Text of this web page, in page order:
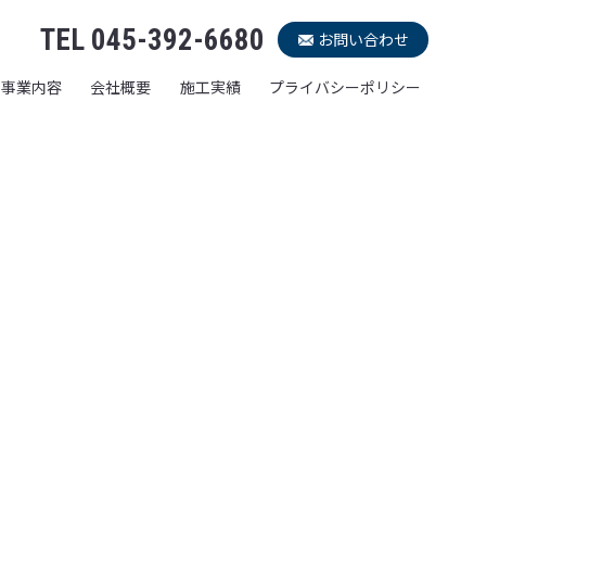
TEL 045-392-6680 お問い合わせ
事業内容 会社概要 施工実績 プライバシーポリシー